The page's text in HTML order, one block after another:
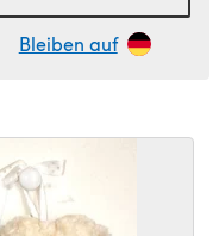
Bleiben auf